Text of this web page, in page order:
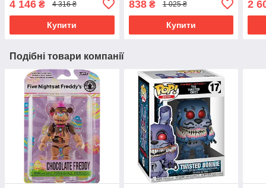
Figure 8846 Оригинал
4 146 ₴ 4 316 ₴
Купити
Circus Chica
838₴ 1 025 ₴
Купити
The
2
Подібні товари компанії